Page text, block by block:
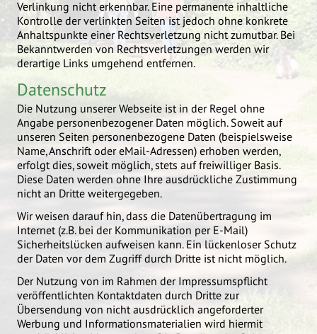
Verlinkung nicht erkennbar. Eine permanente inhaltliche
Kontrolle der verlinkten Seiten ist jedoch ohne konkrete
Anhaltspunkte einer Rechtsverletzung nicht zumutbar. Bei
Bekanntwerden von Rechtsverletzungen werden wir
derartige Links umgehend entfernen.
Datenschutz
Die Nutzung unserer Webseite ist in der Regel ohne
Angabe personenbezogener Daten möglich. Soweit auf
unseren Seiten personenbezogene Daten (beispielsweise
Name, Anschrift oder eMail-Adressen) erhoben werden,
erfolgt dies, soweit möglich, stets auf freiwilliger Basis.
Diese Daten werden ohne Ihre ausdrückliche Zustimmung
nicht an Dritte weitergegeben.
Wir weisen darauf hin, dass die Datenübertragung im
Internet (z.B. bei der Kommunikation per E-Mail)
Sicherheitslücken aufweisen kann. Ein lückenloser Schutz
der Daten vor dem Zugriff durch Dritte ist nicht möglich.
Der Nutzung von im Rahmen der Impressumspflicht
veröffentlichten Kontaktdaten durch Dritte zur
Übersendung von nicht ausdrücklich angeforderter
Werbung und Informationsmaterialien wird hiermit